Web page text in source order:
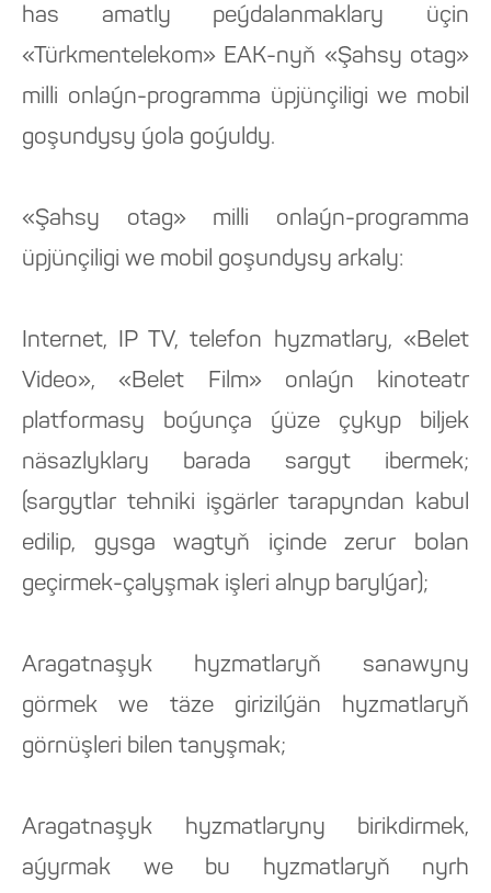
has amatly peýdalanmaklary üçin
«Türkmentelekom» EAK-nyň «Şahsy otag»
milli onlaýn-programma üpjünçiligi we mobil
goşundysy ýola goýuldy.
«Şahsy otag» milli onlaýn-programma
üpjünçiligi we mobil goşundysy arkaly:
Internet, IP TV, telefon hyzmatlary, «Belet
Video», «Belet Film» onlaýn kinoteatr
platformasy boýunça ýüze çykyp biljek
näsazlyklary barada sargyt ibermek;
(sargytlar tehniki işgärler tarapyndan kabul
edilip, gysga wagtyň içinde zerur bolan
geçirmek-çalyşmak işleri alnyp barylýar);
Aragatnaşyk hyzmatlaryň sanawyny
görmek we täze girizilýän hyzmatlaryň
görnüşleri bilen tanyşmak;
Aragatnaşyk hyzmatlaryny birikdirmek,
aýyrmak we bu hyzmatlaryň nyrh